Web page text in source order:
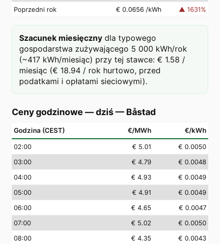
Poprzedni rok
€ 0.0656 /kWh ▲ 1631%
Szacunek miesięczny dla typowego
gospodarstwa zużywającego 5 000 kWh/rok
(~417 kWh/miesiąc) przy tej stawce: € 1.58 /
miesiąc (€ 18.94 / rok hurtowo, przed
podatkami i opłatami sieciowymi).
Ceny godzinowe — dziś— Båstad
Godzina (CEST) €/MWh €/kWh
02:00 € 5.01
€ 0.0050
03:00 € 4.79
€ 0.0048
04:00 € 4.93
€ 0.0049
05:00 € 4.91
€ 0.0049
06:00 € 4.65
€ 0.0047
07:00 € 5.02
€ 0.0050
08:00 € 4.35
€ 0.0043